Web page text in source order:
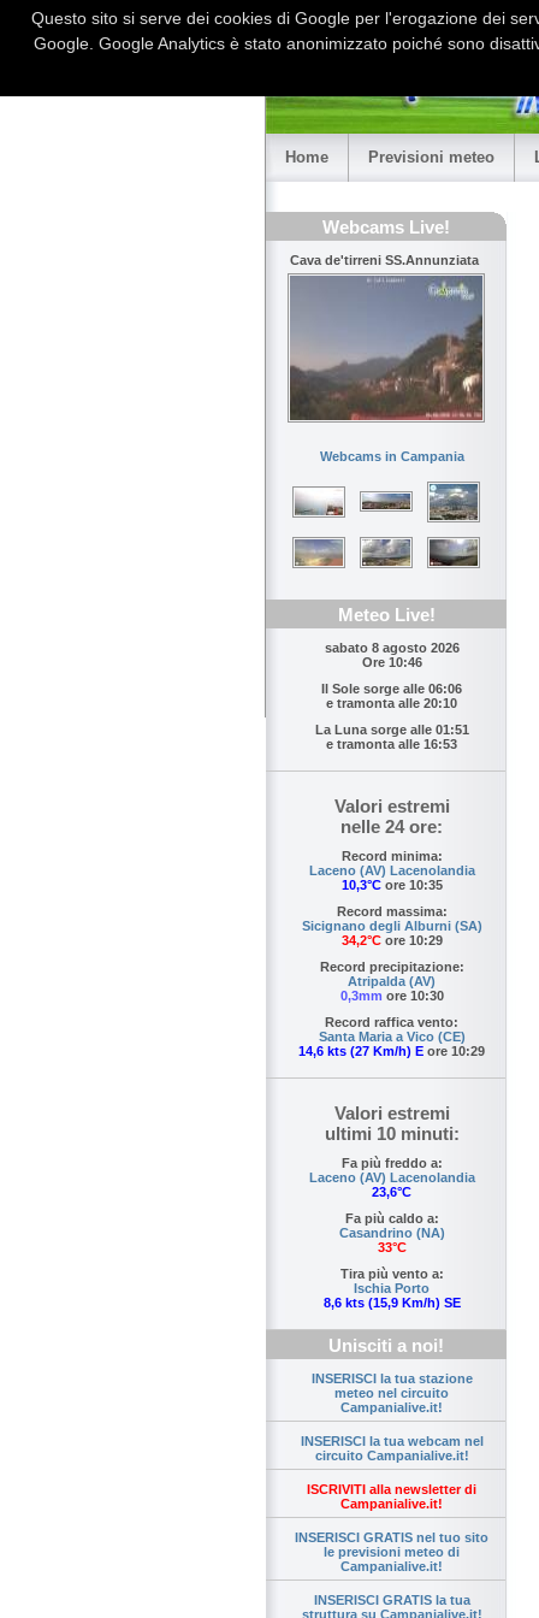
Home Previsioni meteo
Webcams Live!
Cava de'tirreni SS.Annunziata
Webcams in Campania
Meteo Live!
sabato 8 agosto 2026
Ore 10:46
Il Sole sorge alle 06:06
e tramonta alle 20:10
La Luna sorge alle 01:51
e tramonta alle 16:53
Valori estremi
nelle 24 ore:
Record minima:
Laceno (AV) Lacenolandia
10,3°Core 10:35
Record massima:
Sicignano degli Alburni (SA)
34,2°Core 10:29
Record precipitazione:
Atripalda (AV)
0,3mm ore 10:30
Record raffica vento:
Santa Maria a Vico (CE)
14,6 kts (27 Km/h) E ore 10:29
Valori estremi
ultimi 10 minuti:
Fa più freddo a:
Laceno (AV) Lacenolandia
23,6°C
Fa più caldo a:
Casandrino (NA)
33°C
Tira più vento a:
Ischia Porto
8,6 kts (15,9 Km/h) SE
Unisciti a noi!
INSERISCI la tua stazione
meteo nel circuito
Campanialive.it!
INSERISCI la tua webcam nel
circuito Campanialive.it!
ISCRIVITI alla newsletter di
Campanialive.it!
INSERISCI GRATIS nel tuo sito
le previsioni meteo di
Campanialive.it!
INSERISCI GRATIS la tua
struttura su Campanialive.it!
Questo sito si serve dei cookies di Google per l'erogazione dei
Google. Google Analytics è stato anonimizzato poiché sono